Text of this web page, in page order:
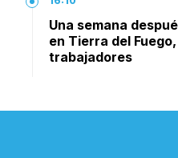
Una semana
en Tierra del
trabajadores